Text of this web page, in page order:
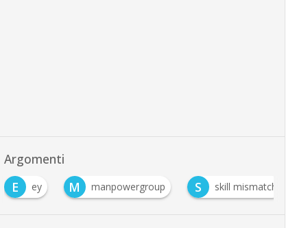
Argomenti
E ey M manpowergroup S skill mismatch